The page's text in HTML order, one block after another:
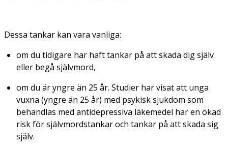
Dessa tankar kan vara vanliga:
om du tidigare har haft tankar på att skada dig själv
eller begå självmord,
om du är yngre än 25 år. Studier har visat att unga
vuxna (yngre än 25 år) med psykisk sjukdom som
behandlas med antidepressiva läkemedel har en ökad
risk för självmordstankar och tankar på att skada sig
själv.